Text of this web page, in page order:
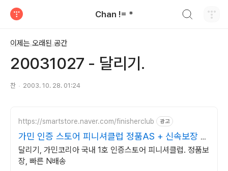
Chan != *
이제는 오래된 공간
20031027 - 달리기.
찬 2003. 10. 28. 01:24
https://smartstore.naver.com/finisherclub 광고
가민 인증 스토어 피니셔클럽 정품AS + 신속보장 N
배송
달리기, 가민코리아 국내 1호 인증스토어 피니셔클럽. 정품보
장, 빠른 N배송